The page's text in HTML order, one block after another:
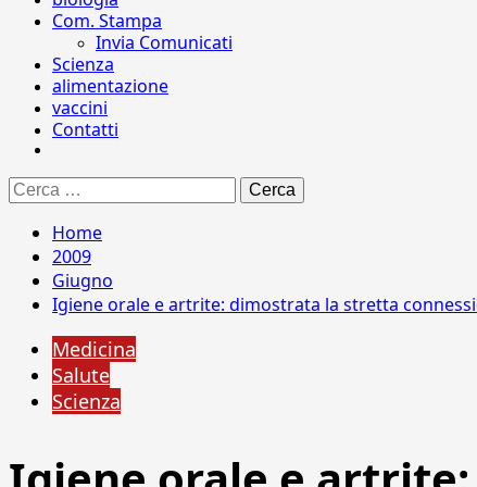
Com. Stampa
Invia Comunicati
Scienza
alimentazione
vaccini
Contatti
Ricerca
per:
Home
2009
Giugno
Igiene orale e artrite: dimostrata la stretta
Medicina
Salute
Scienza